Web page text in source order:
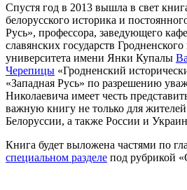
Спустя год в 2013 вышла в свет
белорусского историка и
Русь», профессора, заведующего
славянских государств Гродненского
университета имени Янки Купалы
Черепицы «Гродненский
«Западная Русь» по разрешению
Николаевича имеет честь
важную книгу не только для
Белоруссии, а также России и
Книга будет выложена частями по
специальном разделе под рубрикой